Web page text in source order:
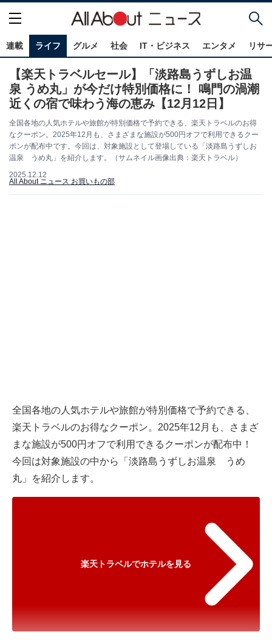
連載 ライフ グルメ 社会 IT・ビジネス エンタメ リサ
【楽天トラベルセール】「淡路島うずしお温
泉 うめ丸」が今だけ特別価格に！ 鳴門の渦潮
近くの宿で味わう海の恵み【12月12日】
全国各地の人気ホテルや旅館が特別価格で予約できる、楽天トラベルのお得
なクーポン。2025年12月も、さまざまな施設が500円オフで利用できるクー
ポンが配布中です。今回は、対象施設として登場している「淡路島うずしお
温泉 うめ丸」を紹介します。（サムネイル画像出典：楽天トラベル）
2025.12.12
All About ニュース お買いもの部
全国各地の人気ホテルや旅館が特別価格で予約できる、
楽天トラベルのお得なクーポン。2025年12月も、さまざ
まな施設が500円オフで利用できるクーポンが配布中！
今回は対象施設の中から「淡路島うずしお温泉 うめ
丸」を紹介します。
楽天トラベルでホテルを見る